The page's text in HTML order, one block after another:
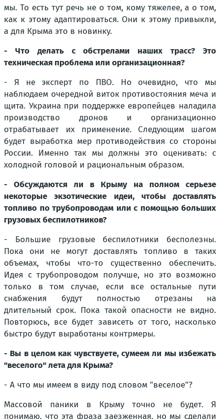
мы. То есть тут речь не о том, кому тяжелее, а о том,
как к этому адаптироваться. Они к этому привыкли,
а для Крыма это в новинку.
- Что делать с обстрелами наших трасс? Это
техническая проблема или организационная?
- Я не эксперт по ПВО. Но очевидно, что мы
наблюдаем очередной виток противостояния меча и
щита. Украина при поддержке европейцев наладила
производство дронов и организационно
отрабатывает их применение. Следующим шагом
будет выработка мер противодействия со стороны
России. Именно так мы должны это оценивать: с
холодной головой и рациональным образом.
- Обсуждаются ли в Крыму на полном серьезе
некоторые экзотические идеи, чтобы доставлять
топливо по трубопроводам или с помощью больших
грузовых беспилотников?
- Большие грузовые беспилотники бесполезны.
Пока они не могут доставлять топливо в таких
объемах, чтобы что-то существенно обеспечить.
Идея с трубопроводом получше, но это возможно
только в том случае, если все остальные пути
снабжения будут полностью отрезаны на
длительный срок. Пока такой опасности не видно.
Повторюсь, все будет зависеть от того, насколько
быстро будут выработаны контрмеры.
- Вы в целом как чувствуете, сумеем ли мы избежать
"веселого" лета для Крыма?
- А что мы имеем в виду под словом "веселое"?
Массовой паники в Крыму точно не будет. Я
понимаю, что эта фраза заезженная, но мы сделали